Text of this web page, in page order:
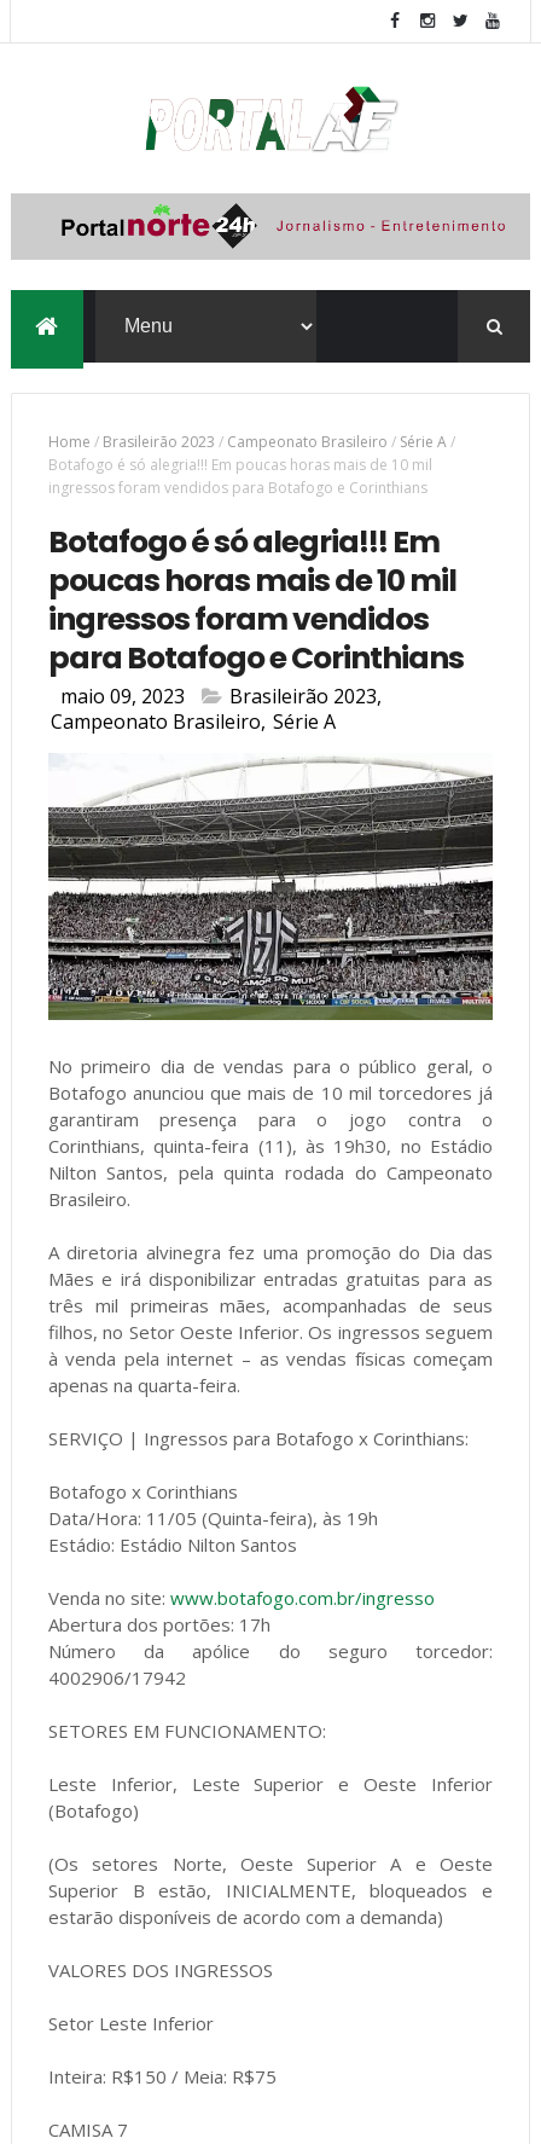
Home / Brasileirão 2023 / Campeonato Brasileiro / Série A/
Botafogo é só alegria!!! Em poucas horas mais de 10 mil
ingressos foram vendidos para Botafogo e Corinthians
Botafogo é só alegria!!! Em
poucas horas mais de 10 mil
ingressos foram vendidos
para Botafogo e Corinthians
maio 09, 2023 Brasileirão 2023,
Campeonato Brasileiro, Série A
No primeiro dia de vendas para o público geral, o
Botafogo anunciou que mais de 10 mil torcedores já
garantiram presença para o jogo contra o
Corinthians, quinta-feira (11), às 19h30, no Estádio
Nilton Santos, pela quinta rodada do Campeonato
Brasileiro.
A diretoria alvinegra fez uma promoção do Dia das
Mães e irá disponibilizar entradas gratuitas para as
três mil primeiras mães, acompanhadas de seus
filhos, no Setor Oeste Inferior. Os ingressos seguem
à venda pela internet – as vendas físicas começam
apenas na quarta-feira.
SERVIÇO | Ingressos para Botafogo x Corinthians:
Botafogo x Corinthians
Data/Hora: 11/05 (Quinta-feira), às 19h
Estádio: Estádio Nilton Santos
Venda no site: www.botafogo.com.br/ingresso
Abertura dos portões: 17h
Número da apólice do seguro torcedor:
4002906/17942
SETORES EM FUNCIONAMENTO:
Leste Inferior, Leste Superior e Oeste Inferior
(Botafogo)
(Os setores Norte, Oeste Superior A e Oeste
Superior B estão, INICIALMENTE, bloqueados e
estarão disponíveis de acordo com a demanda)
VALORES DOS INGRESSOS
Setor Leste Inferior
Inteira: R$150 / Meia: R$75
CAMISA 7